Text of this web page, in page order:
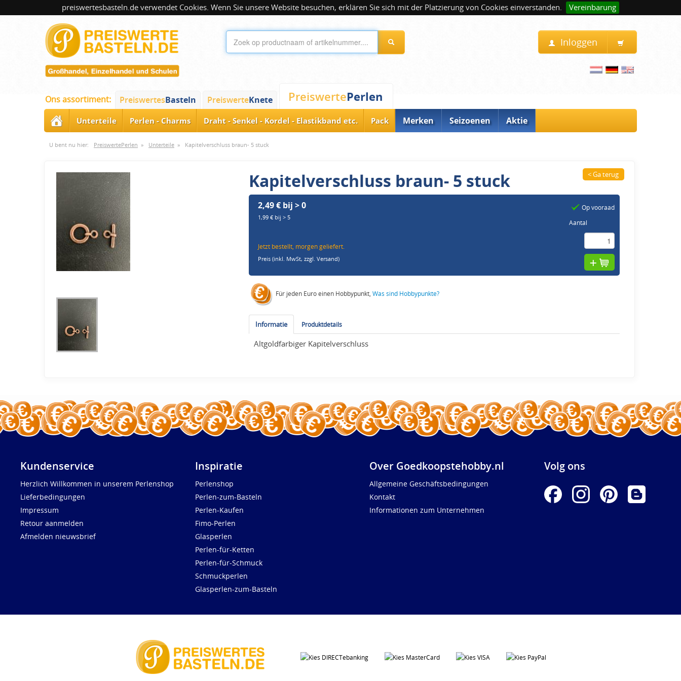
preiswertesbasteln.de verwendet Cookies. Wenn Sie unsere Website besuchen, erklären Sie sich mit der Platzierung von Cookies einverstanden. Vereinbarung
Inloggen
Ons assortiment: PreiswertesBasteln PreiswerteKnete PreiswertePerlen
Unterteile Perlen - Charms Draht - Senkel - Kordel - Elastikband etc. Pack Merken Seizoenen Aktie
U bent nu hier: PreiswertePerlen » Unterteile » Kapitelverschluss braun- 5 stuck
Kapitelverschluss braun- 5 stuck < Ga terug
2,49 € bij > 0
1,99 € bij > 5
Jetzt bestellt, morgen geliefert.
Preis (inkl. MwSt,zzgl. Versand)
Op vooraad
Aantal
Für jeden Euro einen Hobbypunkt,Was sind Hobbypunkte?
Informatie Produktdetails
Altgoldfarbiger Kapitelverschluss
Kundenservice
Herzlich Willkommen in unserem Perlenshop
Lieferbedingungen
Impressum
Retour aanmelden
Afmelden nieuwsbrief
Inspiratie
Perlenshop
Perlen-zum-Basteln
Perlen-Kaufen
Fimo-Perlen
Glasperlen
Perlen-für-Ketten
Perlen-für-Schmuck
Schmuckperlen
Glasperlen-zum-Basteln
Over Goedkoopstehobby.nl
Allgemeine Geschäftsbedingungen
Kontakt
Informationen zum Unternehmen
Volg ons